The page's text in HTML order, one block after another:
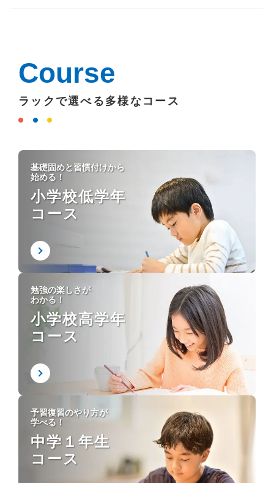
Course
ラックで選べる多様なコース
基礎固めと習慣付けから
始める！
小学校低学年
コース
勉強の楽しさが
わかる！
小学校高学年
コース
予習復習のやり方が
学べる！
中学１年生
コース